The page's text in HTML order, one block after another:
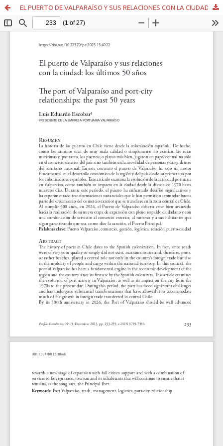
EL PUERTO DE VALPARAÍSO Y SUS RELACIONES CON LA CIUDAD